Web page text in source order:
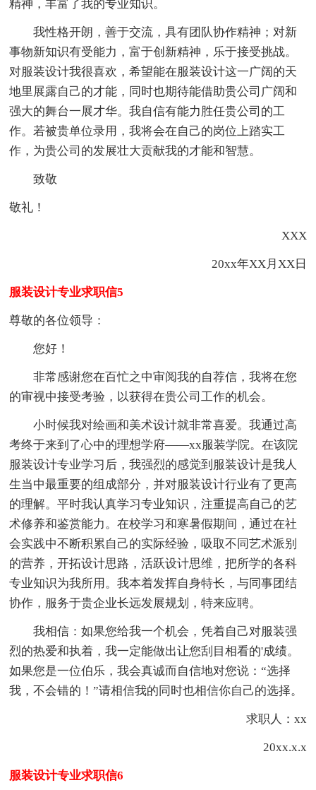
精神，丰富了我的专业知识。
我性格开朗，善于交流，具有团队协作精神；对新
事物新知识有受能力，富于创新精神，乐于接受挑战。
对服装设计我很喜欢，希望能在服装设计这一广阔的天
地里展露自己的才能，同时也期待能借助贵公司广阔和
强大的舞台一展才华。我自信有能力胜任贵公司的工
作。若被贵单位录用，我将会在自己的岗位上踏实工
作，为贵公司的发展壮大贡献我的才能和智慧。
致敬
敬礼！
XXX
20xx年XX月XX日
服装设计专业求职信5
尊敬的各位领导：
您好！
非常感谢您在百忙之中审阅我的自荐信，我将在您
的审视中接受考验，以获得在贵公司工作的机会。
小时候我对绘画和美术设计就非常喜爱。我通过高
考终于来到了心中的理想学府——xx服装学院。在该院
服装设计专业学习后，我强烈的感觉到服装设计是我人
生当中最重要的组成部分，并对服装设计行业有了更高
的理解。平时我认真学习专业知识，注重提高自己的艺
术修养和鉴赏能力。在校学习和寒暑假期间，通过在社
会实践中不断积累自己的实际经验，吸取不同艺术派别
的营养，开拓设计思路，活跃设计思维，把所学的各科
专业知识为我所用。我本着发挥自身特长，与同事团结
协作，服务于贵企业长远发展规划，特来应聘。
我相信：如果您给我一个机会，凭着自己对服装强
烈的热爱和执着，我一定能做出让您刮目相看的'成绩。
如果您是一位伯乐，我会真诚而自信地对您说：“选择
我，不会错的！”请相信我的同时也相信你自己的选择。
求职人：xx
20xx.x.x
服装设计专业求职信6